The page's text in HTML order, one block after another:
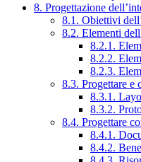
8. Progettazione
8.1. Obiettivi
8.2. Elementi
8.2.1.
8.2.2.
8.2.3.
8.3. Progettare e
8.3.1.
8.3.2.
8.4. Progettare
8.4.1.
8.4.2.